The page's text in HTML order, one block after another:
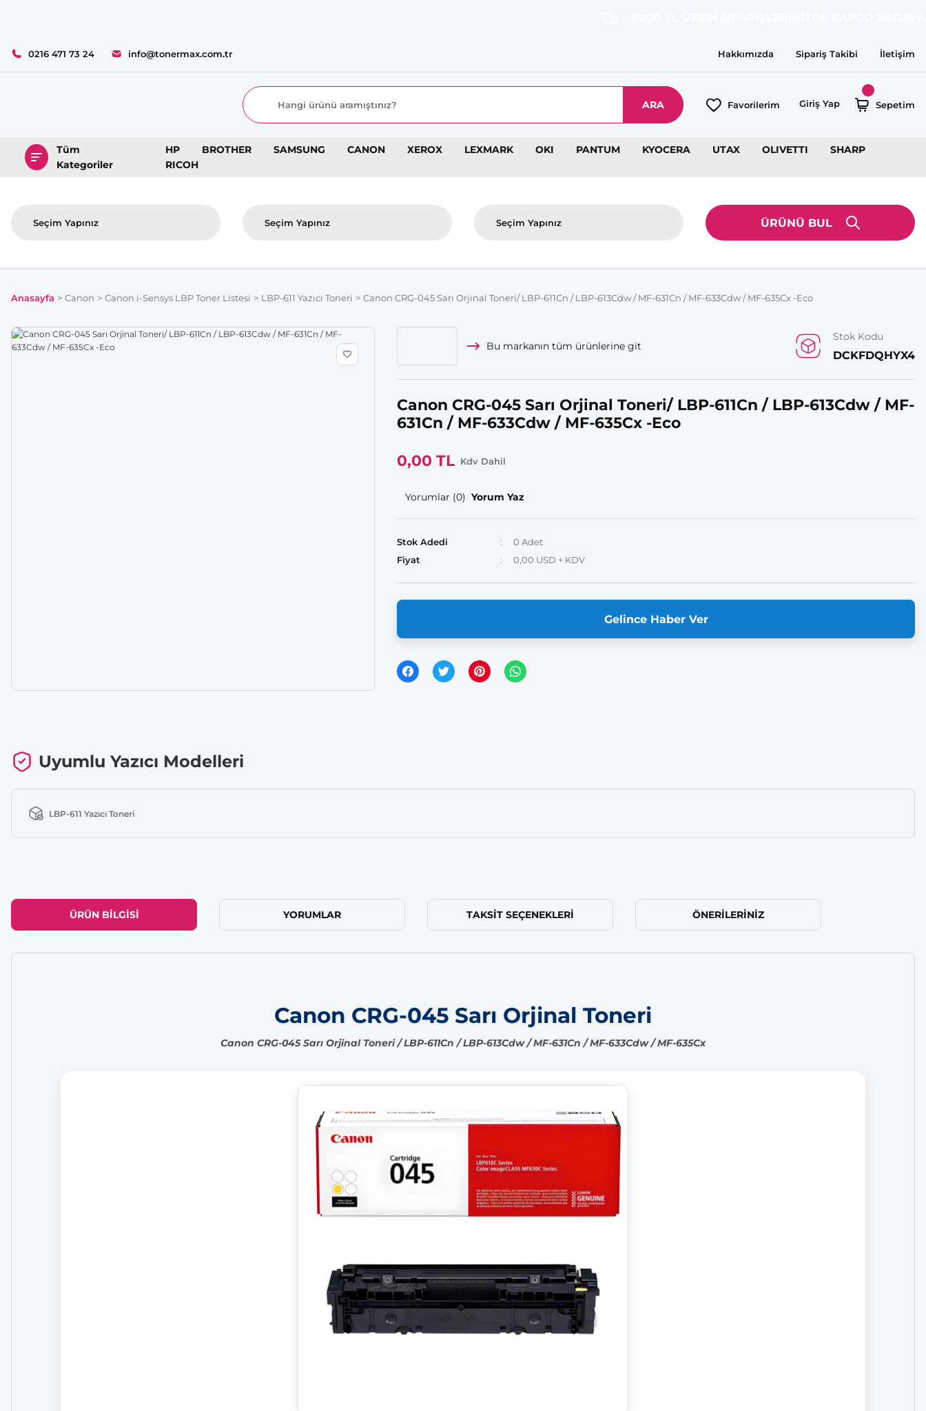
0216 471 73 24 info@tonermax.com.tr Hakkımızda Sipariş Takibi İletişim
ARA Favorilerim Giriş Yap Sepetim
Tüm
Kategoriler
HP BROTHER SAMSUNG CANON XEROX LEXMARK OKI PANTUM KYOCERA UTAX OLIVETTI
SHARP
RICOH
ÜRÜNÜ BUL
Anasayfa Canon Canon i-Sensys LBP Toner Listesi LBP-611 Yazıcı Toneri Canon CRG-045 Sarı Orjinal Toneri/ LBP-611Cn / LBP-613Cdw / MF-631Cn / MF-633Cdw / MF-635Cx -Eco
Bu markanın tüm ürünlerine git
Stok Kodu
DCKFDQHYX4
Canon CRG-045 Sarı Orjinal Toneri/ LBP-611Cn / LBP-613Cdw / MF-
631Cn / MF-633Cdw / MF-635Cx -Eco
0,00 TL Kdv Dahil
Yorumlar (0) Yorum Yaz
Stok Adedi
0 Adet
Fiyat
0,00 USD + KDV
Gelince Haber Ver
Uyumlu Yazıcı Modelleri
LBP-611 Yazıcı Toneri
ÜRÜN BILGISI YORUMLAR TAKSIT SEÇENEKLERI ÖNERILERINIZ
Canon CRG-045 Sarı Orjinal Toneri
Canon CRG-045 Sarı Orjinal Toneri / LBP-611Cn / LBP-613Cdw / MF-631Cn / MF-633Cdw / MF-635Cx